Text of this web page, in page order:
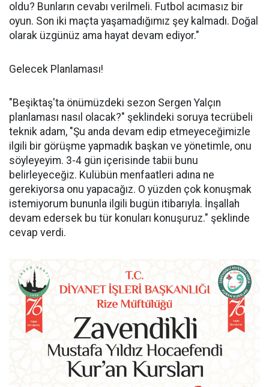
oldu? Bunların cevabı verilmeli. Futbol acımasız bir
oyun. Son iki maçta yaşamadığımız şey kalmadı. Doğal
olarak üzgünüz ama hayat devam ediyor."
Gelecek Planlaması!
"Beşiktaş'ta önümüzdeki sezon Sergen Yalçın
planlaması nasıl olacak?" şeklindeki soruya tecrübeli
teknik adam, "Şu anda devam edip etmeyeceğimizle
ilgili bir görüşme yapmadık başkan ve yönetimle, onu
söyleyeyim. 3-4 gün içerisinde tabii bunu
belirleyeceğiz. Kulübün menfaatleri adına ne
gerekiyorsa onu yapacağız. O yüzden çok konuşmak
istemiyorum bununla ilgili bugün itibarıyla. İnşallah
devam edersek bu tür konuları konuşuruz." şeklinde
cevap verdi.